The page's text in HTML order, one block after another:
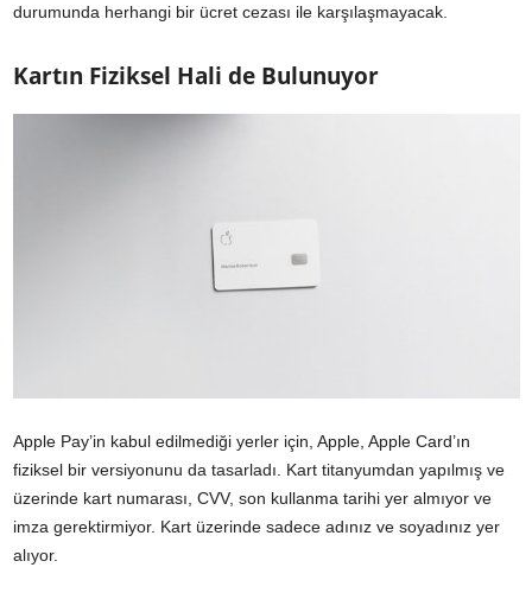
durumunda herhangi bir ücret cezası ile karşılaşmayacak.
Kartın Fiziksel Hali de Bulunuyor
Apple Pay’in kabul edilmediği yerler için, Apple, Apple Card’ın
fiziksel bir versiyonunu da tasarladı. Kart titanyumdan yapılmış ve
üzerinde kart numarası, CVV, son kullanma tarihi yer almıyor ve
imza gerektirmiyor. Kart üzerinde sadece adınız ve soyadınız yer
alıyor.